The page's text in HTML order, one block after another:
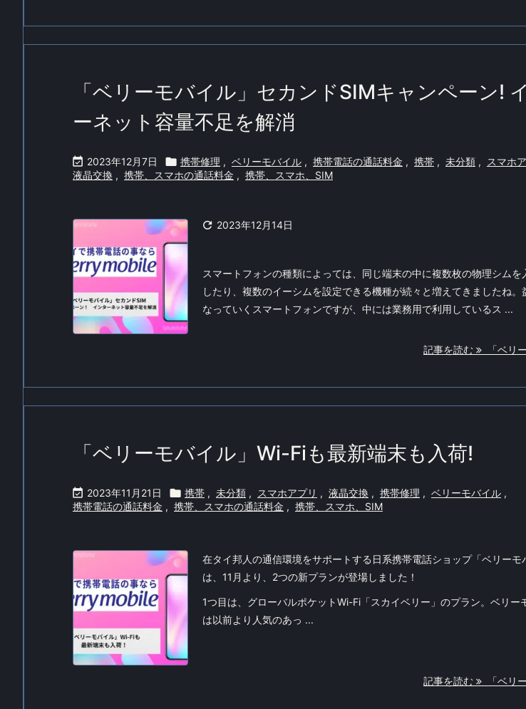
「ベリーモバイル」セカンドSIMキャンペーン!
ーネット容量不足を解消
 2023年12月7日  携帯修理 , ベリーモバイル , 携帯電話の通話料金 , 携帯 , 未分類 , スマホ
液晶交換 , 携帯、スマホの通話料金 , 携帯、スマホ、SIM
 2023年12月14日
スマートフォンの種類によっては、同じ端末の中に複数枚の物理シムを
したり、複数のイーシムを設定できる機種が続々と増えてきましたね。
なっていくスマートフォンですが、中には業務用で利用しているス ...
記事を読む 「ベリ
「ベリーモバイル」Wi-Fiも最新端末も入荷!
 2023年11月21日  携帯 , 未分類 , スマホアプリ , 液晶交換 , 携帯修理 , ベリーモバイル ,
携帯電話の通話料金 , 携帯、スマホの通話料金 , 携帯、スマホ、SIM
在タイ邦人の通信環境をサポートする日系携帯電話ショップ「ベリーモ
は、11月より、2つの新プランが登場しました！
1つ目は、グローバルポケットWi-Fi「スカイベリー」のプラン。ベリー
は以前より人気のあっ ...
記事を読む 「ベリ